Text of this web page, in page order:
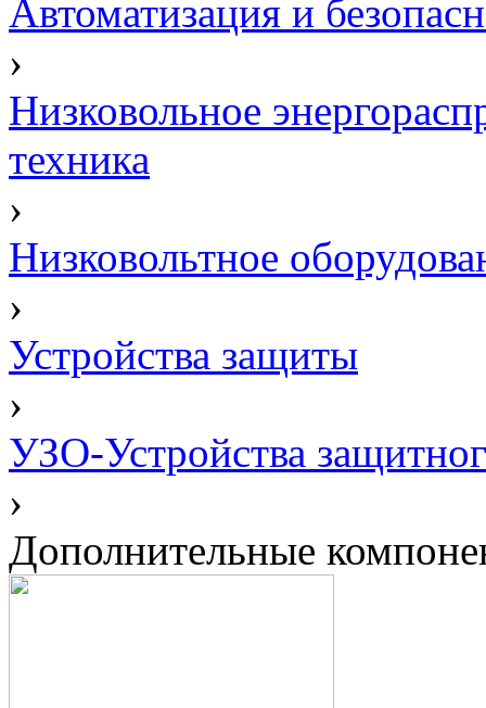
Автоматизация и
›
Низковольное
техника
›
Низковольтное
›
Устройства защиты
›
УЗО-Устройства
›
Дополнительные